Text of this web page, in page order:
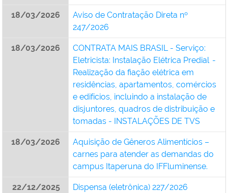
18/03/2026
Aviso de Contratação Direta nº
247/2026
18/03/2026
CONTRATA MAIS BRASIL - Serviço:
Eletricista: Instalação Elétrica Predial -
Realização da fiação elétrica em
residências, apartamentos, comércios
e edifícios, incluindo a instalação de
disjuntores, quadros de distribuição e
tomadas - INSTALAÇÕES DE TVS
18/03/2026
Aquisição de Gêneros Alimentícios –
carnes para atender as demandas do
campus Itaperuna do IFFluminense.
22/12/2025 Dispensa (eletrônica) 227/2026